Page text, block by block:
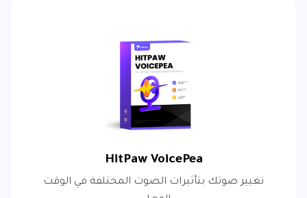
HitPaw VoicePea
تغيير صوتك بتأثيرات الصوت المختلفة في الوقت